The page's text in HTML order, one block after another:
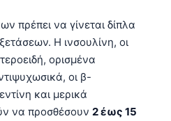
πρέπει να γίνεται δίπλα
Η ινσουλίνη, οι
ορισμένα
οι β-
και μερικά
να προσθέσουν 2 έως 15